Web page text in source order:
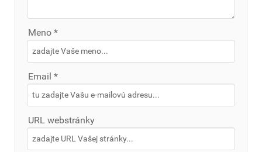
Meno *
Email *
URL webstránky